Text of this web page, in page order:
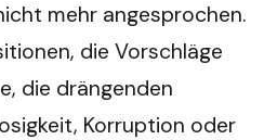
mehr angesprochen.
die Vorschläge
die drängenden
Korruption oder